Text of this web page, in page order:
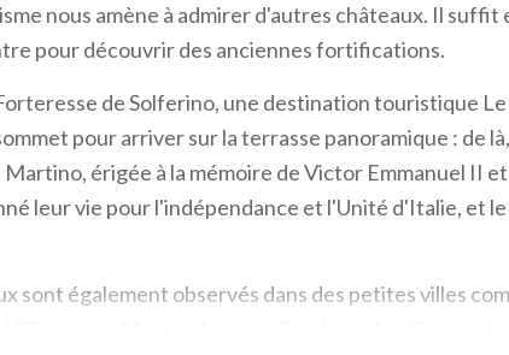
nous amène à admirer d'autres châteaux. Il suffit
pour découvrir des anciennes fortifications.
de Solferino, une destination touristique
pour arriver sur la terrasse panoramique : de
Martino, érigée à la mémoire de Victor Emmanuel II
leur vie pour l'indépendance et l'Unité d'Italie, et le
sont également observés dans des petites villes